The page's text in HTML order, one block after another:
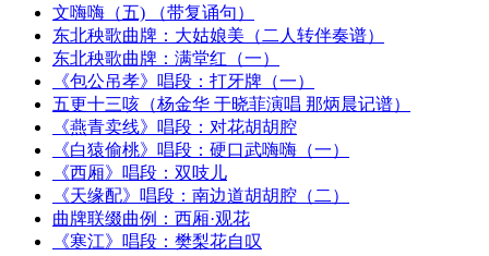
文嗨嗨（五) （带复诵句）
东北秧歌曲牌：大姑娘美（二人转伴奏谱）
东北秧歌曲牌：满堂红（一）
《包公吊孝》唱段：打牙牌（一）
五更十三咳（杨金华 于晓菲演唱 那炳晨记谱）
《燕青卖线》唱段：对花胡胡腔
《白猿偷桃》唱段：硬口武嗨嗨（一）
《西厢》唱段：双吱儿
《天缘配》唱段：南边道胡胡腔（二）
曲牌联缀曲例：西厢·观花
《寒江》唱段：樊梨花自叹